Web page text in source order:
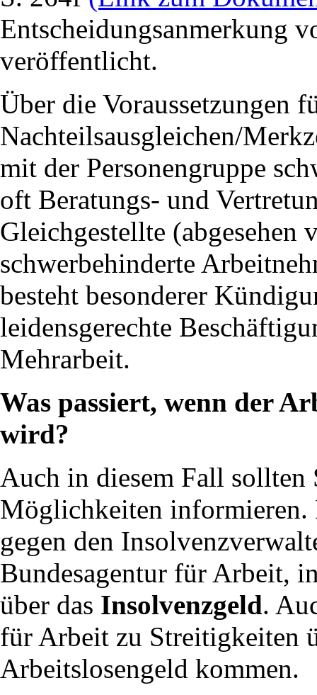
Entscheidungsanmerkung
veröffentlicht.
Über die Voraussetzungen
Nachteilsausgleichen/
mit der Personengruppe
oft Beratungs- und
Gleichgestellte (abgesehen
schwerbehinderte
besteht besonderer
leidensgerechte
Mehrarbeit.
Was passiert, wenn der
wird?
Auch in diesem Fall sollten
Möglichkeiten informieren.
gegen den
Bundesagentur für Arbeit,
über das Insolvenzgeld.
für Arbeit zu Streitigkeiten
Arbeitslosengeld kommen.